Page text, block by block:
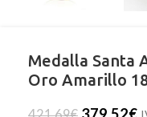
Medalla Santa
Oro Amarillo